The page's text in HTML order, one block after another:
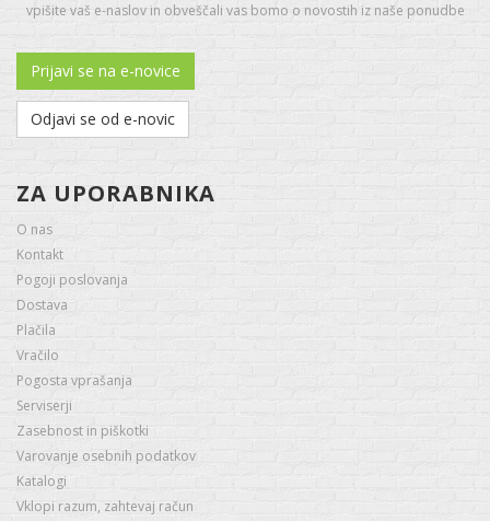
vpišite vaš e-naslov in obveščali vas bomo o novostih iz naše ponudbe
Prijavi se na e-novice
Odjavi se od e-novic
ZA UPORABNIKA
O nas
Kontakt
Pogoji poslovanja
Dostava
Plačila
Vračilo
Pogosta vprašanja
Serviserji
Zasebnost in piškotki
Varovanje osebnih podatkov
Katalogi
Vklopi razum, zahtevaj račun